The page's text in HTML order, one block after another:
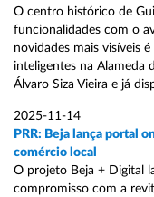
O centro histórico de
funcionalidades com o
novidades mais visíveis
inteligentes na Alameda
Álvaro Siza Vieira e já
2025-11-14
PRR: Beja lança portal
comércio local
O projeto Beja + Digital
compromisso com a